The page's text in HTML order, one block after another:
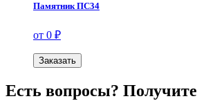
Памятник ПС34
от 0 ₽
Заказать
Есть вопросы? Получите